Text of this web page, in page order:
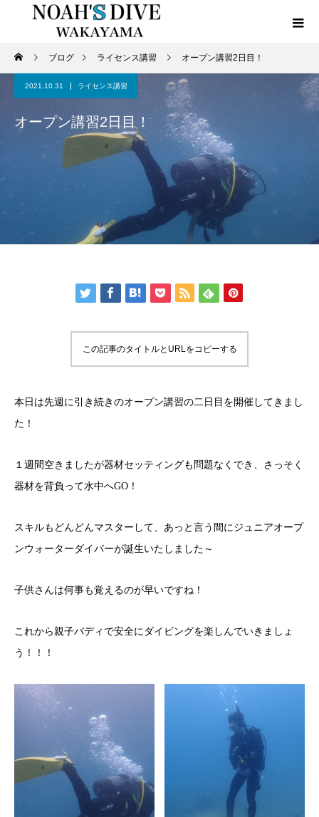
ブログ ライセンス講習 オープン講習2日目！
2021.10.31 ライセンス講習
オープン講習2日目！
この記事のタイトルとURLをコピーする
本日は先週に引き続きのオープン講習の二日目を開催してきまし
た！
１週間空きましたが器材セッティングも問題なくでき、さっそく
器材を背負って水中へGO！
スキルもどんどんマスターして、あっと言う間にジュニアオープ
ンウォーターダイバーが誕生いたしました～
子供さんは何事も覚えるのが早いですね！
これから親子バディで安全にダイビングを楽しんでいきましょ
う！！！